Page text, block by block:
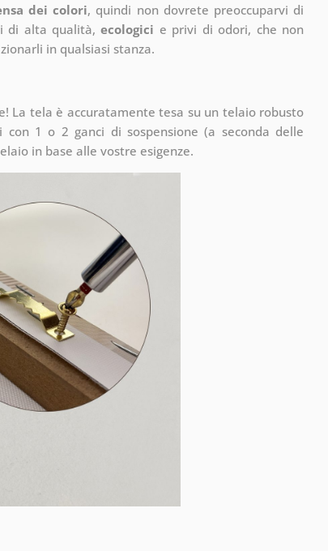
dei colori, quindi non dovrete preoccuparvi di
di alta qualità,ecologici e privi di odori, che non
in qualsiasi stanza.
La tela è accuratamente tesa su un telaio robusto
1 o 2 ganci di sospensione (a seconda delle
in base alle vostre esigenze.